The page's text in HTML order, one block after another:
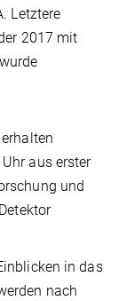
Letztere
2017 mit
aus erster
und
in das
nach